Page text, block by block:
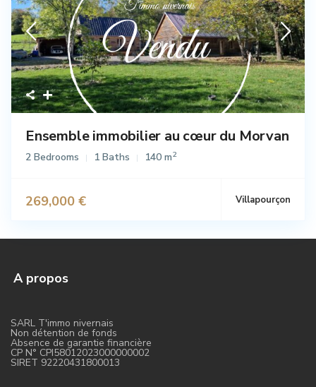
Ensemble immobilier au cœur du Morvan
2 Bedrooms 1 Baths 140 m2
269,000 € Villapourçon
A propos
SARL T'immo nivernais
Non détention de fonds
Absence de garantie financière
CP N° CPI58012023000000002
SIRET 92220431800013